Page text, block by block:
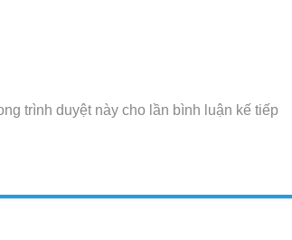
trình duyệt này cho lần bình luận kế tiếp